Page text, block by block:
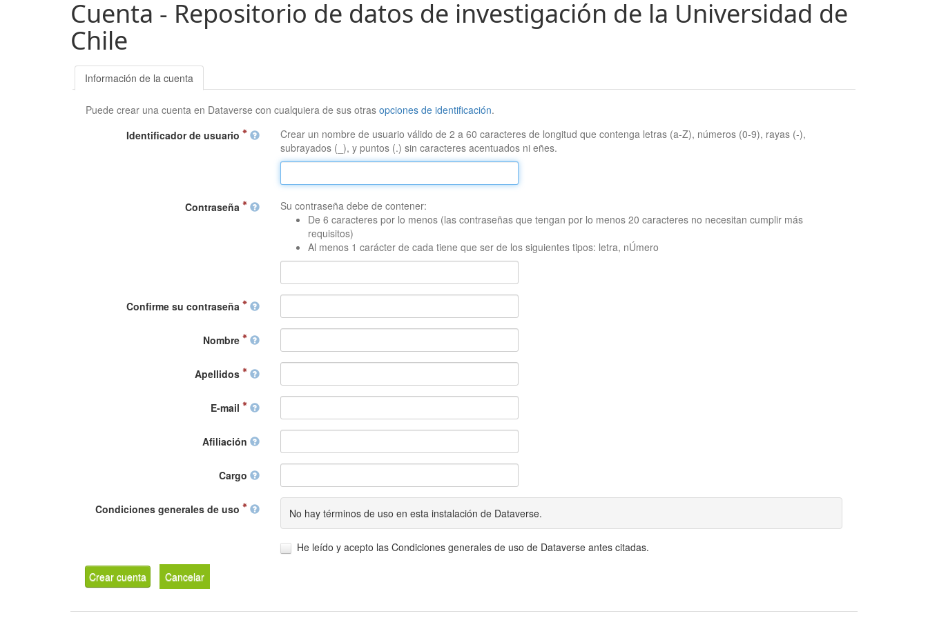
Cuenta - Repositorio de datos de investigación de la Universidad de
Chile
Información de la cuenta
Puede crear una cuenta en Dataverse con cualquiera de sus otrasopciones de identificación.
Identificador de usuario
Crear un nombre de usuario válido de 2 a 60 caracteres de longitud que contenga letras (a-Z), números (0-9), rayas (-),
subrayados (_), y puntos (.) sin caracteres acentuados ni eñes.
Contraseña
Su contraseña debe de contener:
De 6 caracteres por lo menos (las contraseñas que tengan por lo menos 20 caracteres no necesitan cumplir más
requisitos)
Al menos 1 carácter de cada tiene que ser de los siguientes tipos: letra, nÚmero
Confirme su contraseña
Nombre
Apellidos
E-mail
Afiliación
Cargo
Condiciones generales de uso No hay términos de uso en esta instalación de Dataverse.
He leído y acepto las Condiciones generales de uso de Dataverse antes citadas.
Crear cuenta Cancelar